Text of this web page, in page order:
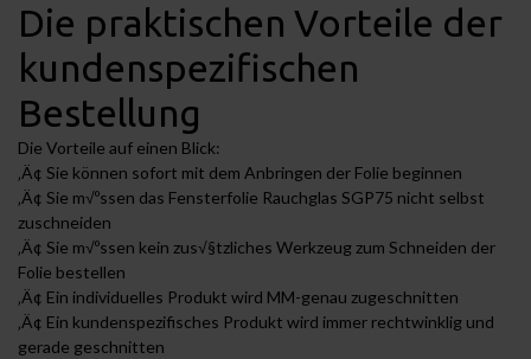
Die praktischen Vorteile der
kundenspezifischen
Bestellung
Die Vorteile auf einen Blick:
‚Ä¢ Sie können sofort mit dem Anbringen der Folie beginnen
‚Ä¢ Sie m√ºssen das Fensterfolie Rauchglas SGP75 nicht selbst
zuschneiden
‚Ä¢ Sie m√ºssen kein zus√§tzliches Werkzeug zum Schneiden der
Folie bestellen
‚Ä¢ Ein individuelles Produkt wird MM-genau zugeschnitten
‚Ä¢ Ein kundenspezifisches Produkt wird immer rechtwinklig und
gerade geschnitten